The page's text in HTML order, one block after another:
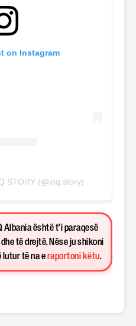
on Instagram
STORY (@joq.story)
Albania është t’i paraqesë
të drejtë. Nëse ju shikoni
lutur të na e raportoni këtu.